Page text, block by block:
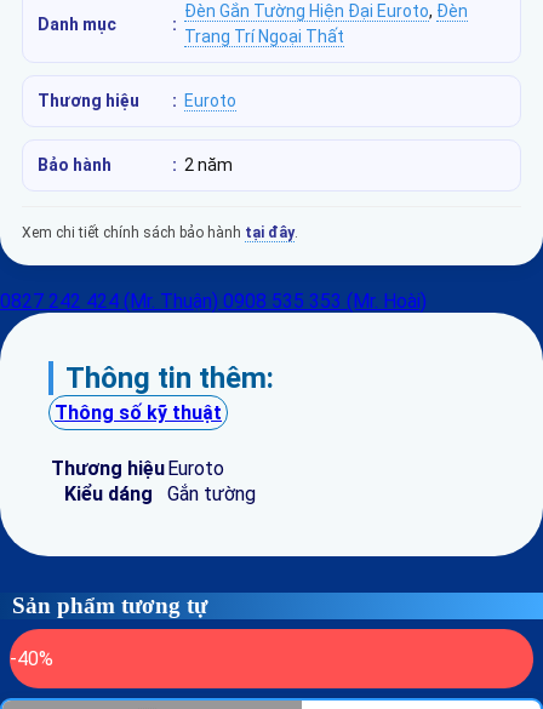
Danh mục :
Đèn Gắn Tường Hiện Đại Euroto, Đèn
Trang Trí Ngoại Thất
Thương hiệu : Euroto
Bảo hành : 2 năm
Xem chi tiết chính sách bảo hành tại đây.
0827 242 424 (Mr. Thuận) 0908 535 353 (Mr. Hoài)
Thông tin thêm:
Thông số kỹ thuật
Thương hiệuEuroto
Kiểu dáng
Gắn tường
Sản phẩm tương tự
-40%